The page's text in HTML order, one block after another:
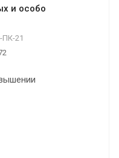
и особо
ПК-21